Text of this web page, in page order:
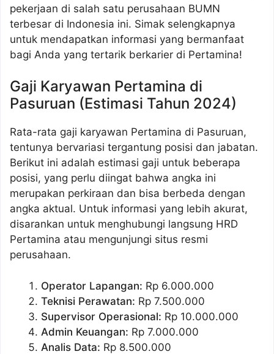
pekerjaan di salah satu perusahaan BUMN
terbesar di Indonesia ini. Simak selengkapnya
untuk mendapatkan informasi yang bermanfaat
bagi Anda yang tertarik berkarier di Pertamina!
Gaji Karyawan Pertamina di
Pasuruan (Estimasi Tahun 2024)
Rata-rata gaji karyawan Pertamina di Pasuruan,
tentunya bervariasi tergantung posisi dan jabatan.
Berikut ini adalah estimasi gaji untuk beberapa
posisi, yang perlu diingat bahwa angka ini
merupakan perkiraan dan bisa berbeda dengan
angka aktual. Untuk informasi yang lebih akurat,
disarankan untuk menghubungi langsung HRD
Pertamina atau mengunjungi situs resmi
perusahaan.
Operator Lapangan: Rp 6.000.000
Teknisi Perawatan: Rp 7.500.000
Supervisor Operasional: Rp 10.000.000
Admin Keuangan: Rp 7.000.000
Analis Data: Rp 8.500.000